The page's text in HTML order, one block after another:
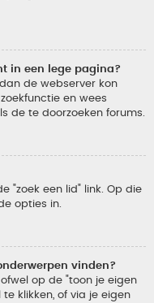
in een lege pagina?
de webserver kon
en wees
de te doorzoeken forums.
"zoek een lid" link. Op die
opties in.
vinden?
op de "toon je eigen
klikken, of via je eigen